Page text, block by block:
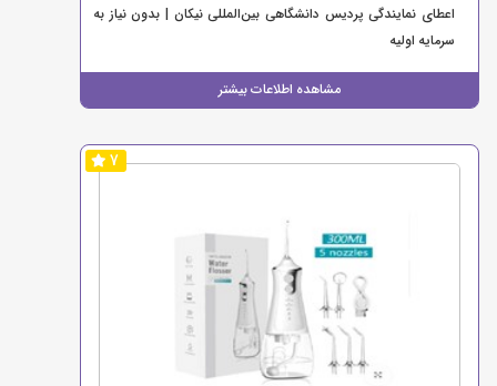
اعطای نمایندگی پردیس دانشگاهی بین‌المللی نیکان | بدون نیاز به
سرمایه اولیه
مشاهده اطلاعات بیشتر
7